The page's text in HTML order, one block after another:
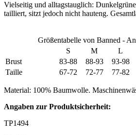
Vielseitig und alltagstauglich:
tailliert, sitzt jedoch nicht hauteng.
Größentabelle von Banned -
S
M L
Brust
83-88 88-93 93-98
Taille
67-72 72-77 77-82
Material: 100% Baumwolle.
Angaben zur Produktsicherheit:
TP1494